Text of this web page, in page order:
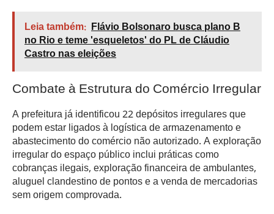
Leia também: Flávio Bolsonaro busca plano B
no Rio e teme 'esqueletos' do PL de Cláudio
Castro nas eleições
Combate à Estrutura do Comércio Irregular
A prefeitura já identificou 22 depósitos irregulares que
podem estar ligados à logística de armazenamento e
abastecimento do comércio não autorizado. A exploração
irregular do espaço público inclui práticas como
cobranças ilegais, exploração financeira de ambulantes,
aluguel clandestino de pontos e a venda de mercadorias
sem origem comprovada.